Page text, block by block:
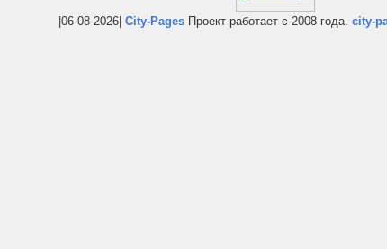
|06-08-2026| City-Pages Проект работает с 2008 года. city-